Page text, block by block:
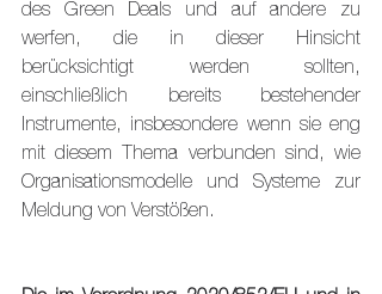
des Green Deals und auf andere zu
werfen, die in dieser Hinsicht
berücksichtigt werden sollten,
einschließlich bereits bestehender
Instrumente, insbesondere wenn sie eng
mit diesem Thema verbunden sind, wie
Organisationsmodelle und Systeme zur
Meldung von Verstößen.